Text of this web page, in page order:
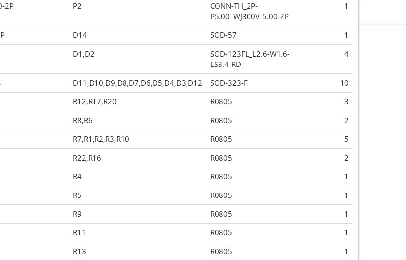
2P P2
CONN-TH_2P-
P5.00_WJ300V-5.00-2P
1
D14 SOD-57
1
D1,D2
SOD-123FL_L2.6-W1.6-
LS3.4-RD
4
D11,D10,D9,D8,D7,D6,D5,D4,D3,D12 SOD-323-F
10
R12,R17,R20 R0805
3
R8,R6 R0805
2
R7,R1,R2,R3,R10 R0805
5
R22,R16 R0805
2
R4 R0805
1
R5 R0805
1
R9 R0805
1
R11 R0805
1
R13 R0805
1